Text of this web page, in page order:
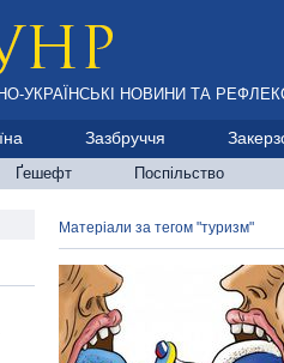
УКРАЇНСЬКІ НОВИНИ ТА
Зазбруччя
Ґешефт Поспільство
Матеріали за тегом "туризм"